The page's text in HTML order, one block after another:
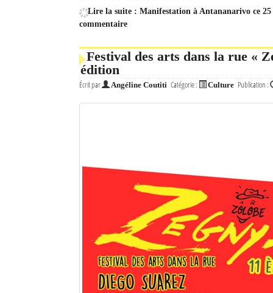
Lire la suite : Manifestation à Antananarivo ce
commentaire
Festival des arts dans la rue «
édition
Écrit par Angéline Coutiti Catégorie : Culture Publication :